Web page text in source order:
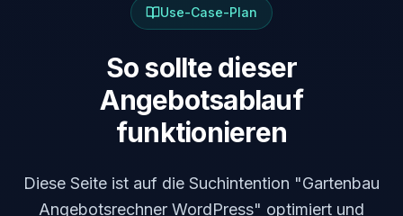
Use-Case-Plan
So sollte dieser
Angebotsablauf
funktionieren
Diese Seite ist auf die Suchintention "Gartenbau
Angebotsrechner WordPress" optimiert und